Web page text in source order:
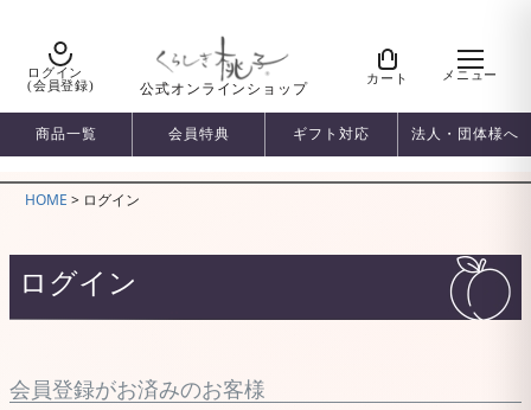
ログイン
(会員登録)
公式オンラインショップ
カート メニュー
商品一覧 会員特典 ギフト対応 法人・団体様へ
HOME ログイン
ログイン
会員登録がお済みのお客様